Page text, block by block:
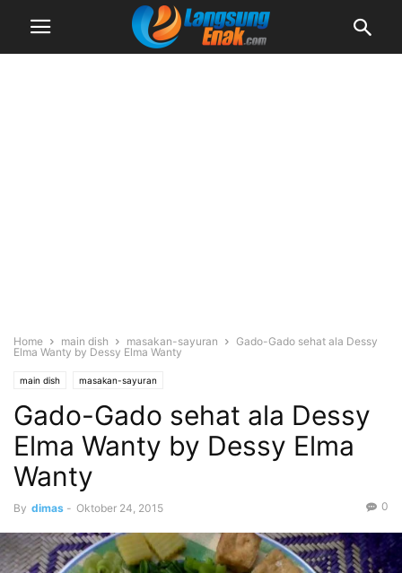
Home main dish masakan-sayuran
Gado-Gado sehat ala Dessy
Elma Wanty by Dessy Elma Wanty
main dish masakan-sayuran
Gado-Gado sehat ala Dessy
Elma Wanty by Dessy Elma
Wanty
By dimas - Oktober 24, 2015 0